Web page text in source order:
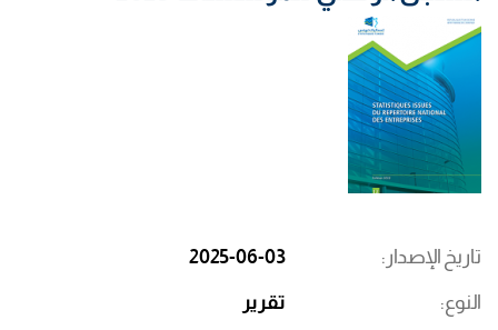
تاريخ الإصدار 2025-06-03
النوع تقرير